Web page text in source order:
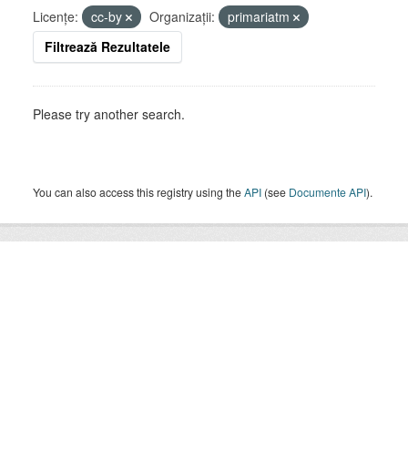
Licenţe:
cc-by Organizații:
primariatm
Filtrează Rezultatele
Please try another search.
You can also access this registry using theAPI (see Documente API).